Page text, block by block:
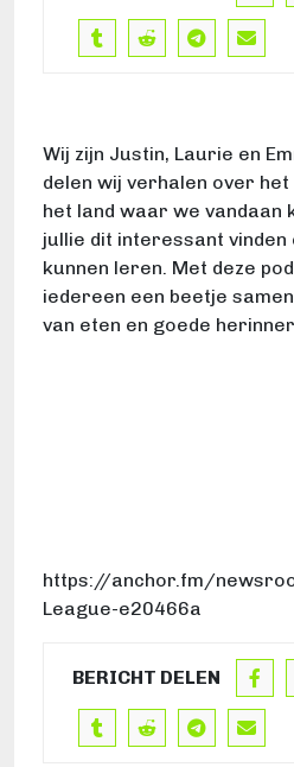
Wij zijn Justin, Laurie en
delen wij verhalen over
het land waar we vandaan
jullie dit interessant vinden
kunnen leren. Met deze
iedereen een beetje
van eten en goede
https://anchor.fm/
League-e20466a
BERICHT DELEN